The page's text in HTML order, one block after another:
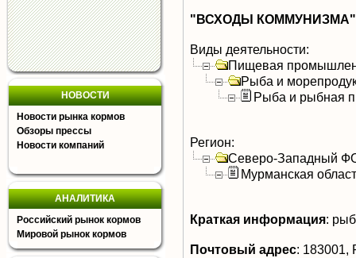
НОВОСТИ
Новости рынка кормов
Обзоры прессы
Новости компаний
АНАЛИТИКА
Российский рынок кормов
Мировой рынок кормов
"ВСХОДЫ
Виды деятельности:
Пищевая
Рыба и
Рыба и рыбная
Регион:
Северо-Западный
Мурманская
Краткая информация:
Почтовый адрес: 183001,